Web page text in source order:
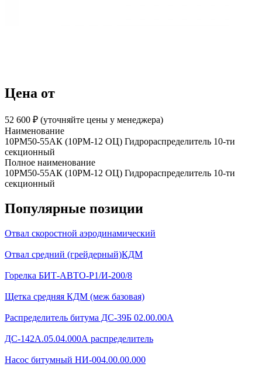
Цена от
52 600 ₽︁ (уточняйте цены у менеджера)
Наименование
10РМ50-55АК (10РМ-12 ОЦ) Гидрораспределитель 10-ти
секционный
Полное наименование
10РМ50-55АК (10РМ-12 ОЦ) Гидрораспределитель 10-ти
секционный
Популярные позиции
Отвал скоростной аэродинамический
Отвал средний (грейдерный)КДМ
Горелка БИТ-АВТО-Р1/И-200/8
Щетка средняя КДМ (меж базовая)
Распределитель битума ДС-39Б 02.00.00А
ДС-142А.05.04.000А распределитель
Насос битумный НИ-004.00.00.000